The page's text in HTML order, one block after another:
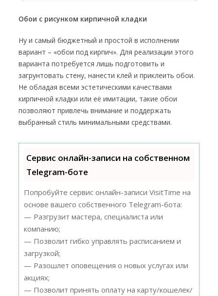
Обои с рисунком кирпичной кладки
Ну и самый бюджетный и простой в исполнении
вариант – «обои под кирпич». Для реализации этого
варианта потребуется лишь подготовить и
загрунтовать стену, нанести клей и приклеить обои.
Не обладая всеми эстетическими качествами
кирпичной кладки или её имитации, такие обои
позволяют привлечь внимание и поддержать
выбранный стиль минимальными средствами.
Сервис онлайн-записи на собственном
Telegram-боте
Попробуйте сервис онлайн-записи VisitTime на
основе вашего собственного Telegram-бота:
— Разгрузит мастера, специалиста или
компанию;
— Позволит гибко управлять расписанием и
загрузкой;
— Разошлет оповещения о новых услугах или
акциях;
— Позволит принять оплату на карту/кошелек/